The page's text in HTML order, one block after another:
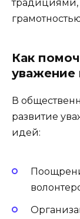
традициями,
Как
уважение
В
развитие
идей: